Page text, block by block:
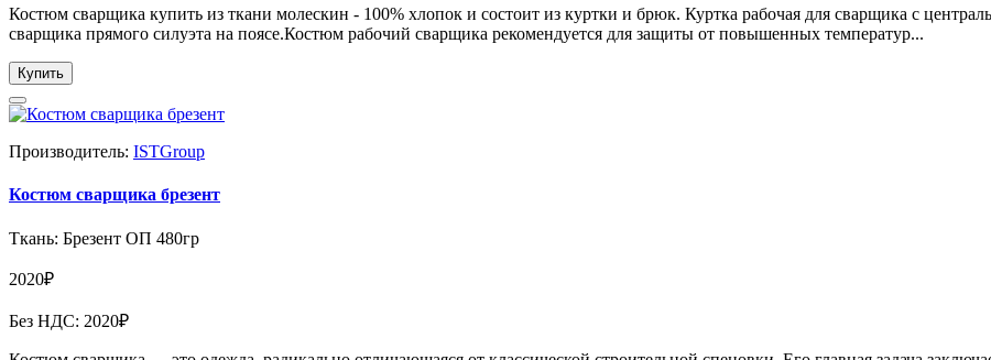
Костюм сварщика купить из ткани молескин - 100% хлопок и состоит из куртки и брюк. Куртка рабочая для сварщика с
сварщика прямого силуэта на поясе.Костюм рабочий сварщика рекомендуется для защиты от повышенных температур...
Купить
Производитель: ISTGroup
Костюм сварщика брезент
Ткань: Брезент ОП 480гр
2020₽
Без НДС: 2020₽